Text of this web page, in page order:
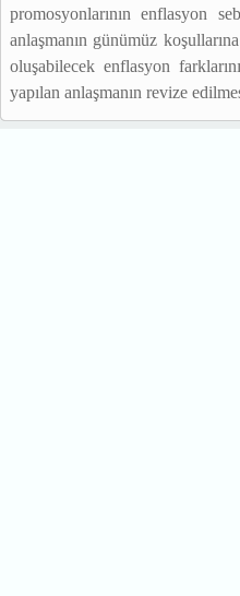
promosyonlarının enflasyon
anlaşmanın günümüz
oluşabilecek enflasyon
yapılan anlaşmanın revize